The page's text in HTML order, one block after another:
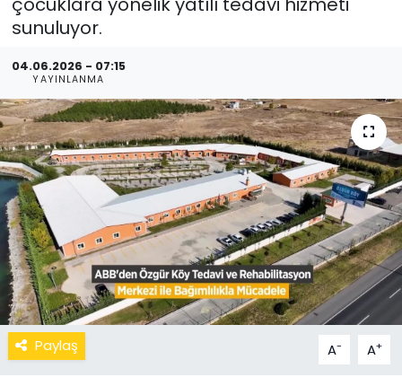
sunuluyor.
04.06.2026 - 07:15
YAYINLANMA
Paylaş A- A+